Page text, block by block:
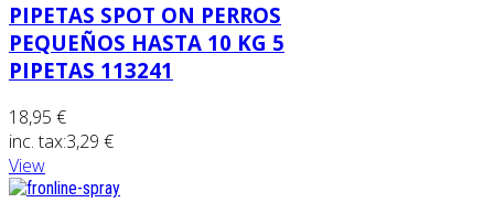
PIPETAS SPOT ON PERROS
PEQUEÑOS HASTA 10 KG 5
PIPETAS 113241
18,95 €
inc. tax:3,29 €
View